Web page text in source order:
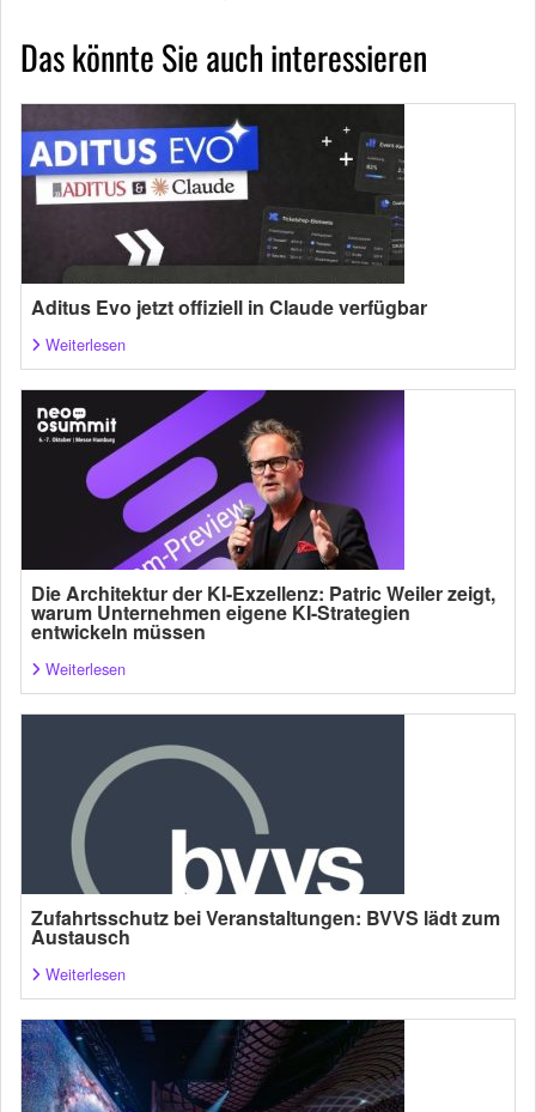
Das könnte Sie auch interessieren
Aditus Evo jetzt offiziell in Claude verfügbar
Weiterlesen
Die Architektur der KI-Exzellenz: Patric Weiler zeigt,
warum Unternehmen eigene KI-Strategien
entwickeln müssen
Weiterlesen
Zufahrtsschutz bei Veranstaltungen: BVVS lädt zum
Austausch
Weiterlesen